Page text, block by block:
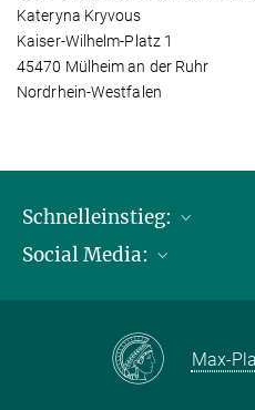
Kateryna Kryvous
Kaiser-Wilhelm-Platz 1
45470 Mülheim an der Ruhr
Nordrhein-Westfalen
Schnelleinstieg:
Publikationen
Kontakt und
Social Media:
Max-